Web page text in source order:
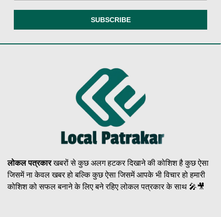
लोकल पत्रकारखबरों से कुछ अलग हटकर दिखाने की कोशिश है कुछ ऐसा
जिसमें ना केवल खबर हो बल्कि कुछ ऐसा जिसमें आपके भी विचार हो हमारी
कोशिश को सफल बनाने के लिए बने रहिए लोकल पत्रकार के साथ 🎤🎥